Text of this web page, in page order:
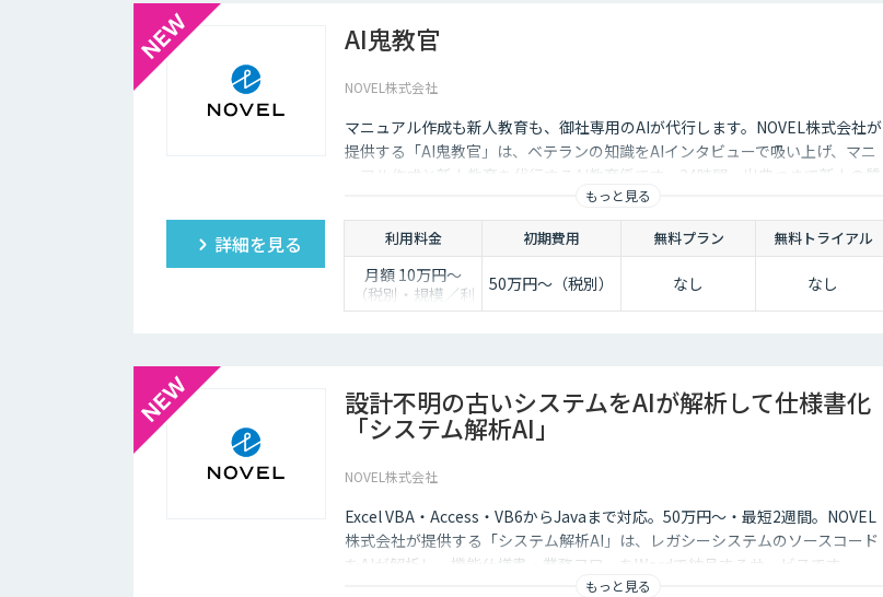
AI鬼教官
NOVEL株式会社
マニュアル作成も新人教育も、御社専用のAIが代行します。NOVEL株式会社が
提供する「AI鬼教官」は、ベテランの知識をAIインタビューで吸い上げ、マニ
ュアル作成と新人教育を代行するAI教育係です。24時間・出典つきで新人の質
もっと見る
詳細を見る 利用料金 初期費用 無料プラン 無料トライアル
月額 10万円〜
（税別・規模／利
用人数により個別
50万円〜（税別） なし なし
設計不明の古いシステムをAIが解析して仕様書化
「システム解析AI」
NOVEL株式会社
Excel VBA・Access・VB6からJavaまで対応。50万円〜・最短2週間。NOVEL
株式会社が提供する「システム解析AI」は、レガシーシステムのソースコード
をAIが解析し、機能仕様書・業務フローをWordで納品するサービスです。
もっと見る